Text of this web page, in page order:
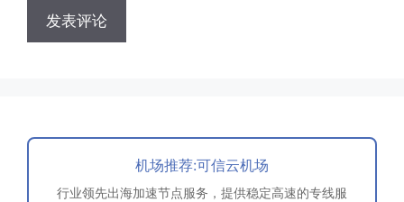
机场推荐:可信云机场
行业领先出海加速节点服务，提供稳定高速的专线服